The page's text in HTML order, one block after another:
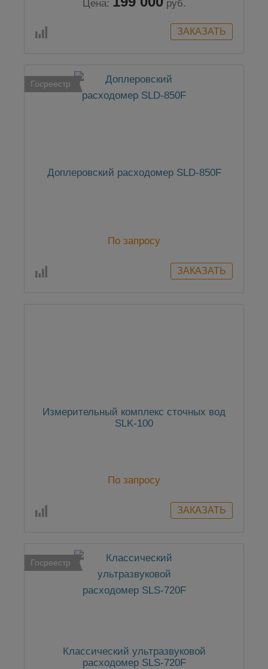
Цена: руб.
Госреестр
Доплеровский расходомер SLD-850F
По запросу
Измерительный комплекс сточных вод
SLK-100
По запросу
Госреестр
Классический ультразвуковой
расходомер SLS-720F